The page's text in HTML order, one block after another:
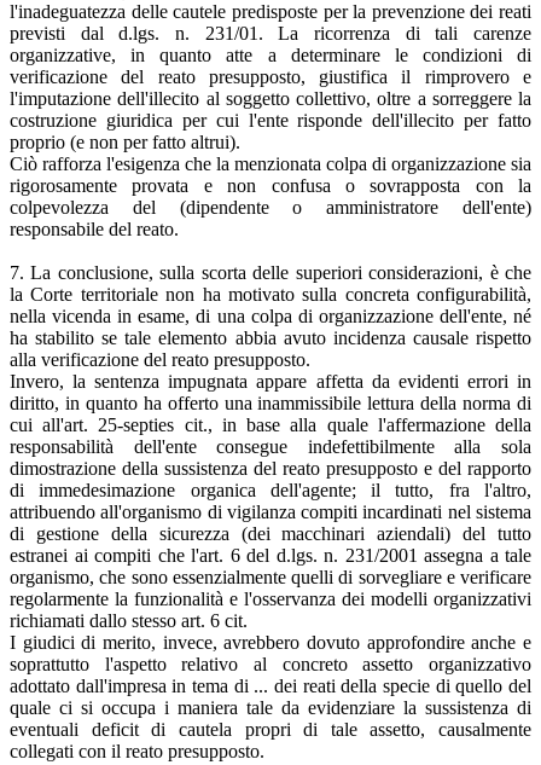
l'inadeguatezza delle cautele predisposte per la prevenzione dei reati
previsti dal d.lgs. n. 231/01. La ricorrenza di tali carenze
organizzative, in quanto atte a determinare le condizioni di
verificazione del reato presupposto, giustifica il rimprovero e
l'imputazione dell'illecito al soggetto collettivo, oltre a sorreggere la
costruzione giuridica per cui l'ente risponde dell'illecito per fatto
proprio (e non per fatto altrui).
Ciò rafforza l'esigenza che la menzionata colpa di organizzazione sia
rigorosamente provata e non confusa o sovrapposta con la
colpevolezza del (dipendente o amministratore dell'ente)
responsabile del reato.
7. La conclusione, sulla scorta delle superiori considerazioni, è che
la Corte territoriale non ha motivato sulla concreta configurabilità,
nella vicenda in esame, di una colpa di organizzazione dell'ente, né
ha stabilito se tale elemento abbia avuto incidenza causale rispetto
alla verificazione del reato presupposto.
Invero, la sentenza impugnata appare affetta da evidenti errori in
diritto, in quanto ha offerto una inammissibile lettura della norma di
cui all'art. 25-septies cit., in base alla quale l'affermazione della
responsabilità dell'ente consegue indefettibilmente alla sola
dimostrazione della sussistenza del reato presupposto e del rapporto
di immedesimazione organica dell'agente; il tutto, fra l'altro,
attribuendo all'organismo di vigilanza compiti incardinati nel sistema
di gestione della sicurezza (dei macchinari aziendali) del tutto
estranei ai compiti che l'art. 6 del d.lgs. n. 231/2001 assegna a tale
organismo, che sono essenzialmente quelli di sorvegliare e verificare
regolarmente la funzionalità e l'osservanza dei modelli organizzativi
richiamati dallo stesso art. 6 cit.
I giudici di merito, invece, avrebbero dovuto approfondire anche e
soprattutto l'aspetto relativo al concreto assetto organizzativo
adottato dall'impresa in tema di ... dei reati della specie di quello del
quale ci si occupa i maniera tale da evidenziare la sussistenza di
eventuali deficit di cautela propri di tale assetto, causalmente
collegati con il reato presupposto.